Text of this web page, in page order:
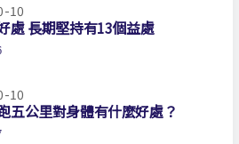
10
處 長期堅持有13個益處
10
五公里對身體有什麼好處？